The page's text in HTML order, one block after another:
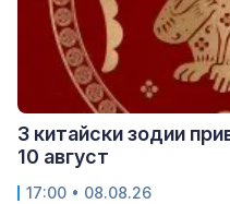
3 китайски зодии
10 август
17:00 • 08.08.26